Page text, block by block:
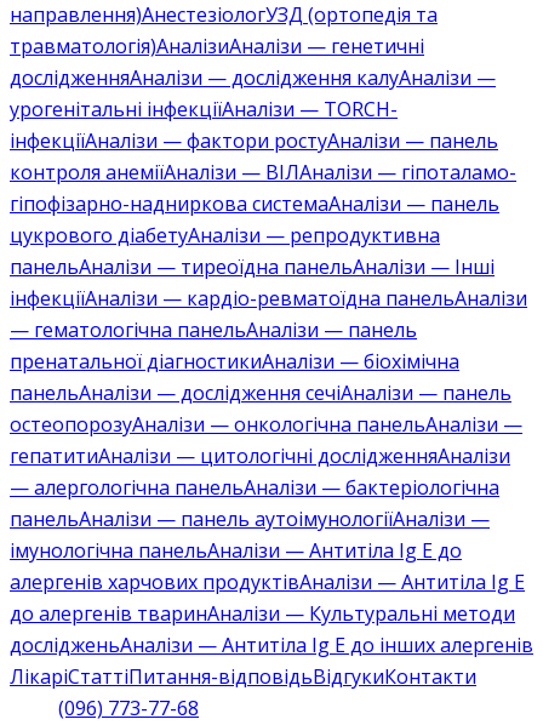
направлення)АнестезіологУЗД (ортопедія та
травматологія)АналізиАналізи — генетичні
дослідженняАналізи — дослідження калуАналізи —
урогенітальні інфекціїАналізи — TORCH-
інфекціїАналізи — фактори ростуАналізи — панель
контроля анеміїАналізи — ВІЛАналізи — гіпоталамо-
гіпофізарно-надниркова системаАналізи — панель
цукрового діабетуАналізи — репродуктивна
панельАналізи — тиреоїдна панельАналізи — Інші
інфекціїАналізи — кардіо-ревматоїдна панельАналізи
— гематологічна панельАналізи — панель
пренатальної діагностикиАналізи — біохімічна
панельАналізи — дослідження сечіАналізи — панель
остеопорозуАналізи — онкологічна панельАналізи —
гепатитиАналізи — цитологічні дослідженняАналізи
— алергологічна панельАналізи — бактеріологічна
панельАналізи — панель аутоімунологіїАналізи —
імунологічна панельАналізи — Антитіла Ig E до
алергенів харчових продуктівАналізи — Антитіла Ig E
до алергенів тваринАналізи — Культуральні методи
дослідженьАналізи — Антитіла Ig E до інших алергенів
ЛікаріСтаттіПитання-відповідьВідгукиКонтакти
(096) 773-77-68